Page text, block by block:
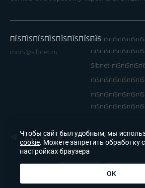
ПЇЅПЇЅПЇЅПЇЅПЇЅПЇЅПЇЅПЇЅ
mors@sibnet.ru
пїЅпїЅпїЅпїЅпїЅпїЅ
Sibnet-
пїЅпїЅпїЅпїЅпїЅпїЅ
Чтобы сайт был удобным, мы
cookie. Можете запретить обработку
настройках браузера
OK